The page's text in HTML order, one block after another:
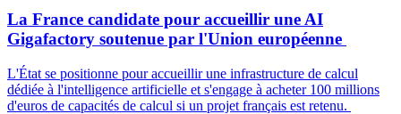
La France candidate pour accueillir une AI
Gigafactory soutenue par l'Union européenne
L'État se positionne pour accueillir une infrastructure de calcul
dédiée à l'intelligence artificielle et s'engage à acheter 100 millions
d'euros de capacités de calcul si un projet français est retenu.